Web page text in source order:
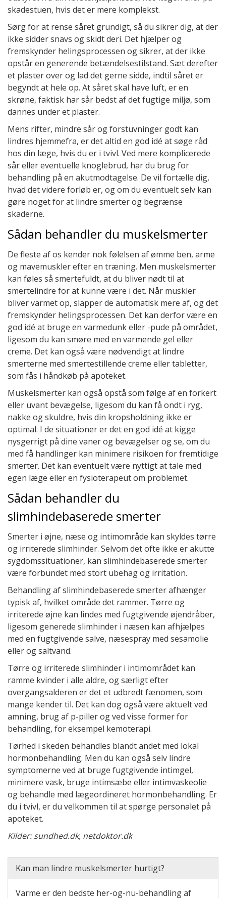
skadestuen, hvis det er mere komplekst.
Sørg for at rense såret grundigt, så du sikrer dig, at der
ikke sidder snavs og skidt deri. Det hjælper og
fremskynder helingsprocessen og sikrer, at der ikke
opstår en generende betændelsestilstand. Sæt derefter
et plaster over og lad det gerne sidde, indtil såret er
begyndt at hele op. At såret skal have luft, er en
skrøne, faktisk har sår bedst af det fugtige miljø, som
dannes under et plaster.
Mens rifter, mindre sår og forstuvninger godt kan
lindres hjemmefra, er det altid en god idé at søge råd
hos din læge, hvis du er i tvivl. Ved mere komplicerede
sår eller eventuelle knoglebrud, har du brug for
behandling på en akutmodtagelse. De vil fortælle dig,
hvad det videre forløb er, og om du eventuelt selv kan
gøre noget for at lindre smerter og begrænse
skaderne.
Sådan behandler du muskelsmerter
De fleste af os kender nok følelsen af ømme ben, arme
og mavemuskler efter en træning. Men muskelsmerter
kan føles så smertefuldt, at du bliver nødt til at
smertelindre for at kunne være i det. Når muskler
bliver varmet op, slapper de automatisk mere af, og det
fremskynder helingsprocessen. Det kan derfor være en
god idé at bruge en varmedunk eller -pude på området,
ligesom du kan smøre med en varmende gel eller
creme. Det kan også være nødvendigt at lindre
smerterne med smertestillende creme eller tabletter,
som fås i håndkøb på apoteket.
Muskelsmerter kan også opstå som følge af en forkert
eller uvant bevægelse, ligesom du kan få ondt i ryg,
nakke og skuldre, hvis din kropsholdning ikke er
optimal. I de situationer er det en god idé at kigge
nysgerrigt på dine vaner og bevægelser og se, om du
med få handlinger kan minimere risikoen for fremtidige
smerter. Det kan eventuelt være nyttigt at tale med
egen læge eller en fysioterapeut om problemet.
Sådan behandler du
slimhindebaserede smerter
Smerter i øjne, næse og intimområde kan skyldes tørre
og irriterede slimhinder. Selvom det ofte ikke er akutte
sygdomssituationer, kan slimhindebaserede smerter
være forbundet med stort ubehag og irritation.
Behandling af slimhindebaserede smerter afhænger
typisk af, hvilket område det rammer. Tørre og
irriterede øjne kan lindes med fugtgivende øjendråber,
ligesom generede slimhinder i næsen kan afhjælpes
med en fugtgivende salve, næsespray med sesamolie
eller og saltvand.
Tørre og irriterede slimhinder i intimområdet kan
ramme kvinder i alle aldre, og særligt efter
overgangsalderen er det et udbredt fænomen, som
mange kender til. Det kan dog også være aktuelt ved
amning, brug af p-piller og ved visse former for
behandling, for eksempel kemoterapi.
Tørhed i skeden behandles blandt andet med lokal
hormonbehandling. Men du kan også selv lindre
symptomerne ved at bruge fugtgivende intimgel,
minimere vask, bruge intimsæbe eller intimvaskeolie
og behandle med lægeordineret hormonbehandling. Er
du i tvivl, er du velkommen til at spørge personalet på
apoteket.
Kilder: sundhed.dk, netdoktor.dk
Kan man lindre muskelsmerter hurtigt?
Varme er den bedste her-og-nu-behandling af